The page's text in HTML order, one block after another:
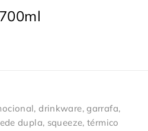
,drinkware,garrafa,
dupla, squeeze, térmico